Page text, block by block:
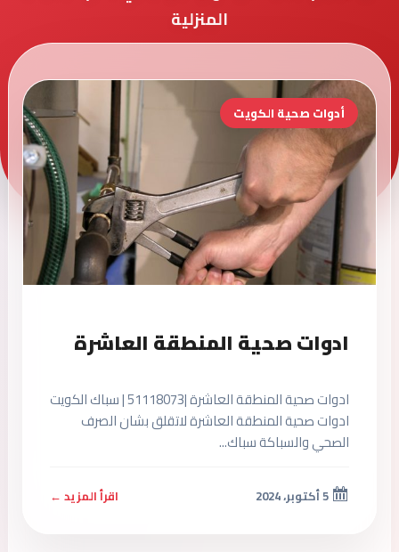
المنزلية
أدوات صحية الكويت
ادوات صحية المنطقة العاشرة
ادوات صحية المنطقة العاشرة |51118073 | سباك الكويت
ادوات صحية المنطقة العاشرة لاتقلق بشان الصرف
الصحي والسباكة سباك...
اقرأ المزيد ←